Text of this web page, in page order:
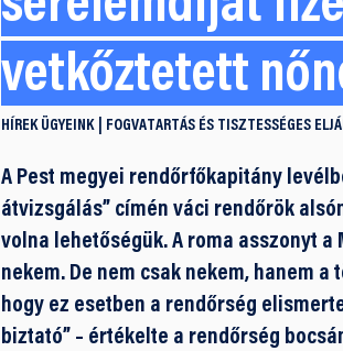
vetkőztetett
HÍREK ÜGYEINK FOGVATARTÁS ÉS TISZTESSÉGES
A Pest megyei rendőrfőkapitány
átvizsgálás” címén váci rendőrök
volna lehetőségük. A roma asszonyt
nekem. De nem csak nekem, hanem
hogy ez esetben a rendőrség
biztató” – értékelte a rendőrség